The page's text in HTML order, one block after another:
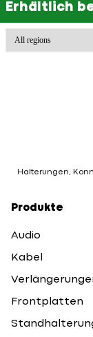
Erhältlich
Halterungen,
Produkte
Audio
Kabel
Frontplatten